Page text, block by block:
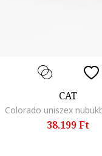
CAT
38.199 Ft